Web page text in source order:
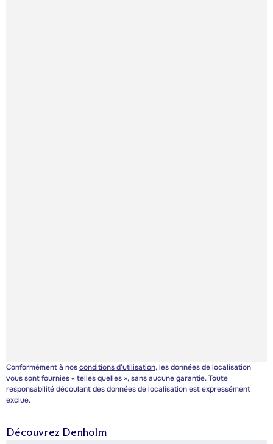
Conformément à nosconditions d’utilisation, les données de localisation
vous sont fournies « telles quelles », sans aucune garantie. Toute
responsabilité découlant des données de localisation est expressément
exclue.
Découvrez Denholm